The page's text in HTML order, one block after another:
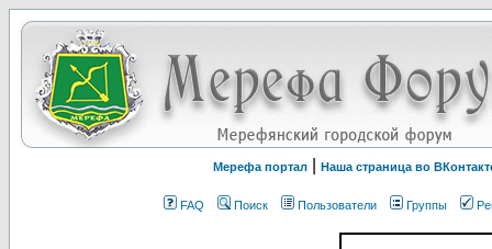
Мерефа портал Наша страница во
FAQ Поиск Пользователи Группы